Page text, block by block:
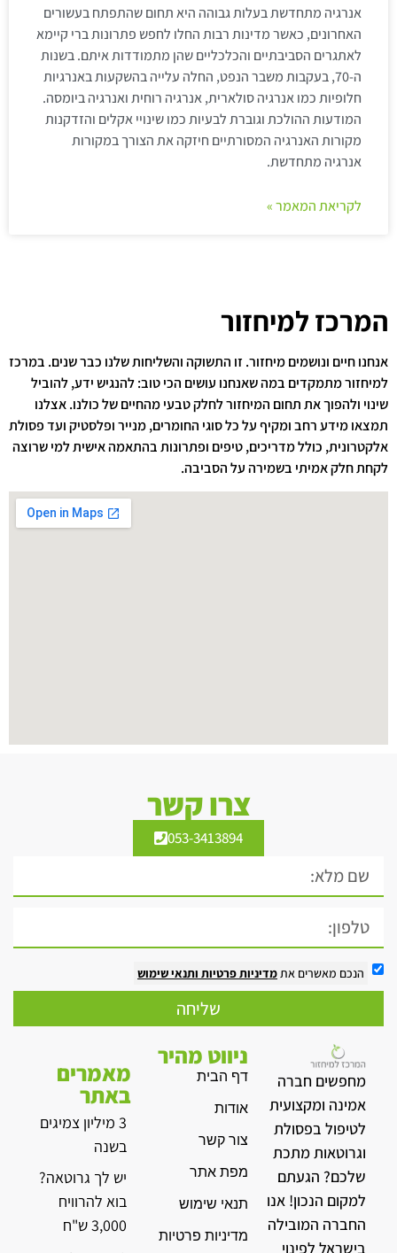
אנרגיה מתחדשת בעלות גבוהה היא תחום שהתפתח בעשורים
האחרונים, כאשר מדינות רבות החלו לחפש פתרונות ברי קיימא
לאתגרים הסביבתיים והכלכליים שהן מתמודדות איתם. בשנות
ה-70, בעקבות משבר הנפט, החלה עלייה בהשקעות באנרגיות
חלופיות כמו אנרגיה סולארית, אנרגיה רוחית ואנרגיה ביומסה.
המודעות ההולכת וגוברת לבעיות כמו שינויי אקלים והזדקנות
מקורות האנרגיה המסורתיים חיזקה את הצורך במקורות
אנרגיה מתחדשת.
לקריאת המאמר »
המרכז למיחזור
אנחנו חיים ונושמים מיחזור. זו התשוקה והשליחות שלנו כבר שנים. במרכז
למיחזור מתמקדים במה שאנחנו עושים הכי טוב: להנגיש ידע, להוביל
שינוי ולהפוך את תחום המיחזור לחלק טבעי מהחיים של כולנו. אצלנו
תמצאו מידע רחב ומקיף על כל סוגי החומרים, מנייר ופלסטיק ועד פסולת
אלקטרונית, כולל מדריכים, טיפים ופתרונות בהתאמה אישית למי שרוצה
לקחת חלק אמיתי בשמירה על הסביבה.
צרו קשר
053-3413894
הנכם מאשרים אתמדיניות פרטיות ותנאי שימוש
שליחה
מחפשים חברה
אמינה ומקצועית
לטיפול בפסולת
וגרוטאות מתכת
שלכם? הגעתם
למקום הנכון! אנו
החברה המובילה
בישראל לפינוי
ניווט מהיר
דף הבית
אודות
צור קשר
מפת אתר
תנאי שימוש
מדיניות פרטיות
מאמרים
באתר
3 מיליון צמיגים
בשנה
יש לך גרוטאה?
בוא להרוויח
3,000 ש"ח